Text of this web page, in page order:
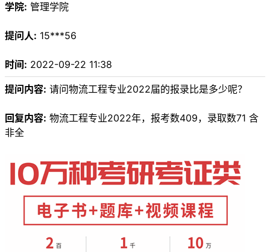
学院: 管理学院
提问人: 15***56
时间: 2022-09-22 11:38
提问内容: 请问物流工程专业2022届的报录比是多少呢？
回复内容: 物流工程专业2022年，报考数409，录取数71 含
非全